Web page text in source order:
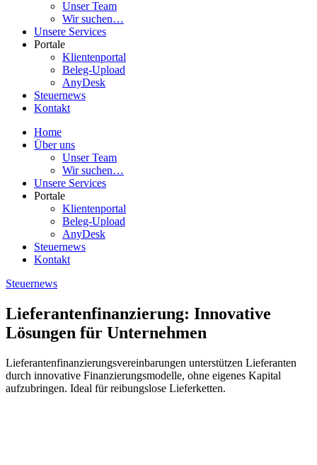
Unser Team
Wir suchen…
Unsere Services
Portale
Klientenportal
Beleg-Upload
AnyDesk
Steuernews
Kontakt
Home
Über uns
Unser Team
Wir suchen…
Unsere Services
Portale
Klientenportal
Beleg-Upload
AnyDesk
Steuernews
Kontakt
Steuernews
Lieferantenfinanzierung: Innovative
Lösungen für Unternehmen
Lieferantenfinanzierungsvereinbarungen unterstützen Lieferanten
durch innovative Finanzierungsmodelle, ohne eigenes Kapital
aufzubringen. Ideal für reibungslose Lieferketten.